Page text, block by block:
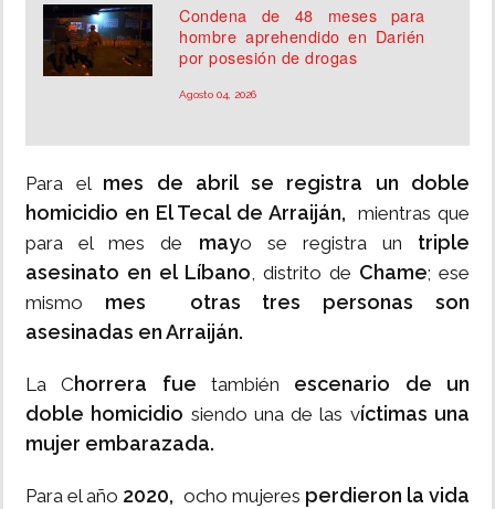
Condena de 48 meses para
hombre aprehendido en Darién
por posesión de drogas
Agosto 04, 2026
Para el mes de abril se registra un doble
homicidio en El Tecal de Arraiján, mientras que
para el mes de mayo se registra un triple
asesinato en el Líbano, distrito de Chame; ese
mismo mes otras tres personas son
asesinadas en Arraiján.
La C horrera fuetambién escenario de un
doble homicidio siendo una de las víctimas una
mujer embarazada.
Para el año 2020, ocho mujeres perdieron la vida